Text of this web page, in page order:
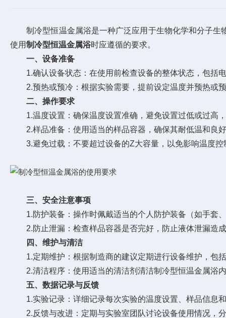
制冷型恒温金属浴是一种广泛应用于生物化学和分子生
使用制冷型恒温金属浴时应遵循的要求。
一、设备准备
1.确认设备状态：在使用前检查设备的整体状态，包括
2.预热或预冷：根据实验需要，提前设定温度并预热或
二、操作要求
1.温度设置：确保温度设置准确，避免设置过低或过高，
2.样品准备：使用适当的样品容器，确保其耐低温和良好
3.避免过载：不要超过设备的Z大容量，以免影响温度控
三、安全注意事项
1.防护装备：操作时佩戴适当的个人防护装备（如手套、
2.防止泄漏：检查样品容器是否完好，防止液体泄漏造
四、维护与清洁
1.定期维护：根据制造商的建议定期进行设备维护，包
2.清洁程序：使用适当的清洁剂清洁制冷型恒温金属浴内
五、数据记录与反馈
1.实验记录：详细记录每次实验的温度设置、样品信息和
2.反馈与改进：定期与实验室团队讨论设备使用情况，分